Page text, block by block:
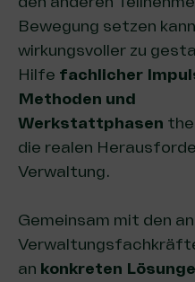
Bewegung setzen
wirkungsvoller zu
Hilfe fachlicher
Methoden und
Werkstattphasen
die realen
Verwaltung.
Gemeinsam mit den
an konkreten